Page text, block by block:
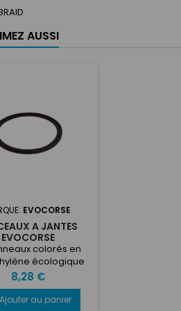
AUSSI
EVOCORSE
A JANTES
EVOCORSE
colorés en
écologique
d'empiler les
en évitant les
et en
Prix
8,28 €
Ajouter au panier